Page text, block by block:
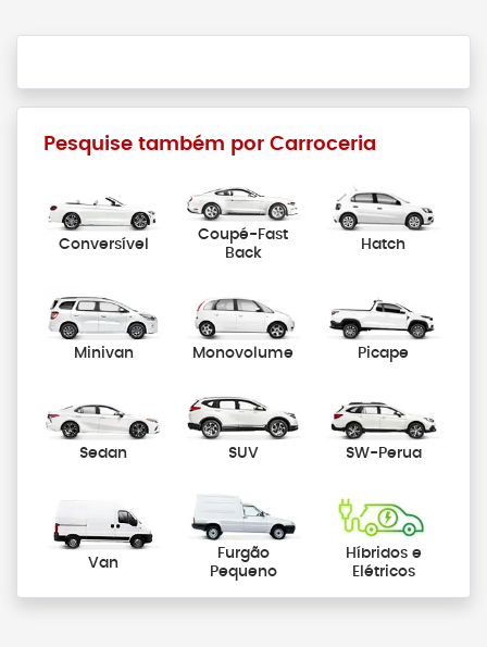
Pesquise também por Carroceria
Conversível
Coupé-Fast
Back
Hatch
Minivan Monovolume Picape
Sedan SUV SW-Perua
Van
Furgão
Pequeno
Híbridos e
Elétricos